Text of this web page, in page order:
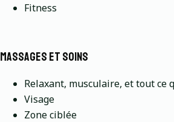
Fitness
massages et soins
Relaxant, musculaire, et tout ce
Visage
Zone ciblée